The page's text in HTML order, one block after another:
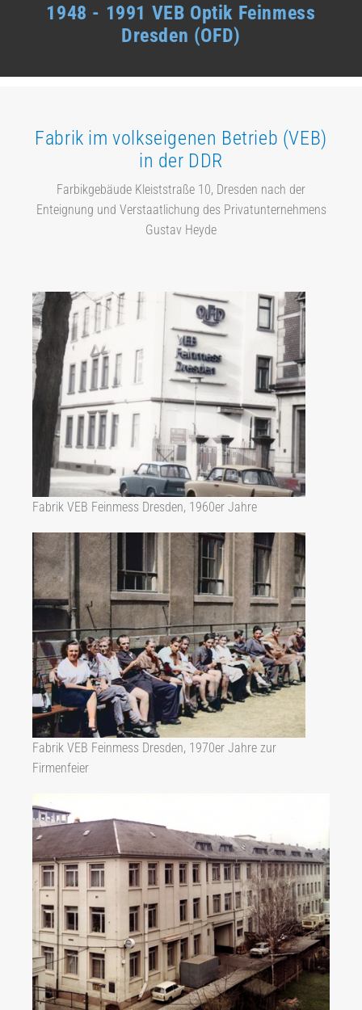
1948 - 1991 VEB Optik Feinmess
Dresden (OFD)
Fabrik im volkseigenen Betrieb (VEB)
in der DDR
Farbikgebäude Kleiststraße 10, Dresden nach der
Enteignung und Verstaatlichung des Privatunternehmens
Gustav Heyde
Fabrik VEB Feinmess Dresden, 1960er Jahre
Fabrik VEB Feinmess Dresden, 1970er Jahre zur
Firmenfeier